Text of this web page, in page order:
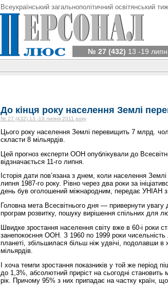
Всеукраїнський загальнополітичний освітянський
№ 27 (432) 13 -19
До кінця року населення Землі
№ 27 (432) 13 -19 липня 2011 року
Цього року населення Землі перевищить 7 млрд.
скласти 8 мільярдів.
Цей прогноз експерти ООН опублікували до
відзначається 11-го липня.
Історія дати пов’язана з днем, коли населення
липня 1987-го року. Рівно через два роки за
день був оголошений міжнародним, передає УНІАН
Головна мета Всесвітнього дня — привернути увагу
програм розвитку, пошуку вирішення спільних для
Швидке зростання населення світу вже в 60-і роки
занепокоєння ООН. З 1960 по 1999 роки
планеті, збільшилася більш ніж удвічі, подолавши в
мільярдів.
І хоча темпи зростання показників у той же період
до 1,3%, абсолютний приріст на сьогодні становить
рік. Причому 95% з них припадає на частку країн,